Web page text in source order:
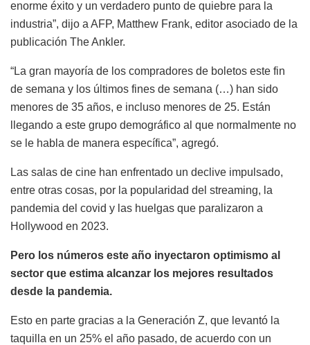
enorme éxito y un verdadero punto de quiebre para la
industria”, dijo a AFP, Matthew Frank, editor asociado de la
publicación The Ankler.
“La gran mayoría de los compradores de boletos este fin
de semana y los últimos fines de semana (…) han sido
menores de 35 años, e incluso menores de 25. Están
llegando a este grupo demográfico al que normalmente no
se le habla de manera específica”, agregó.
Las salas de cine han enfrentado un declive impulsado,
entre otras cosas, por la popularidad del streaming, la
pandemia del covid y las huelgas que paralizaron a
Hollywood en 2023.
Pero los números este año inyectaron optimismo al
sector que estima alcanzar los mejores resultados
desde la pandemia.
Esto en parte gracias a la Generación Z, que levantó la
taquilla en un 25% el año pasado, de acuerdo con un